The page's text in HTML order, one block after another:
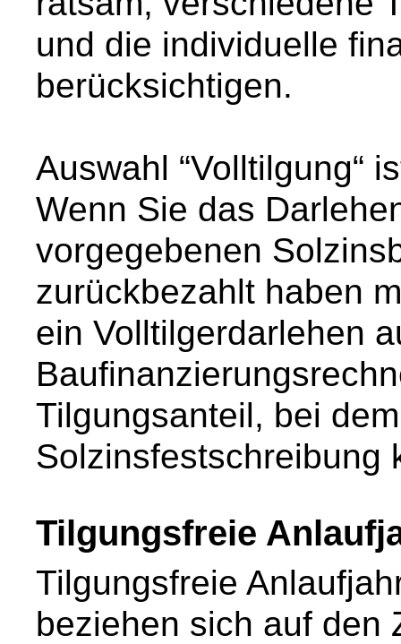
und die individuelle
berücksichtigen.
Auswahl “Volltilgung“
Wenn Sie das
vorgegebenen
zurückbezahlt haben
ein Volltilgerdarlehen
Tilgungsanteil, bei
Solzinsfestschreibung
Tilgungsfreie
Tilgungsfreie
beziehen sich auf den